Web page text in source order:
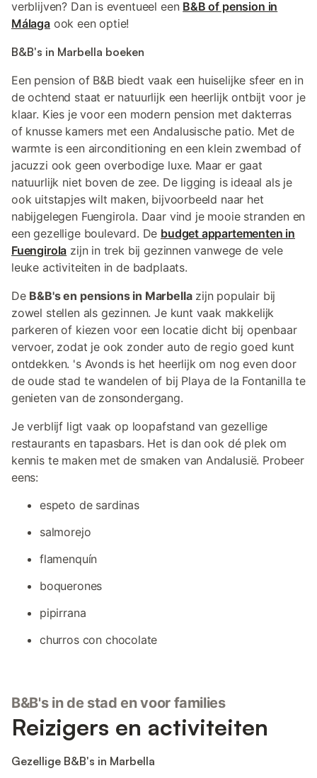
verblijven? Dan is eventueel een B&B of pension in
Málagaook een optie!
B&B's in Marbella boeken
Een pension of B&B biedt vaak een huiselijke sfeer en in
de ochtend staat er natuurlijk een heerlijk ontbijt voor je
klaar. Kies je voor een modern pension met dakterras
of knusse kamers met een Andalusische patio. Met de
warmte is een airconditioning en een klein zwembad of
jacuzzi ook geen overbodige luxe. Maar er gaat
natuurlijk niet boven de zee. De ligging is ideaal als je
ook uitstapjes wilt maken, bijvoorbeeld naar het
nabijgelegen Fuengirola. Daar vind je mooie stranden en
een gezellige boulevard. De budget appartementen in
Fuengirola zijn in trek bij gezinnen vanwege de vele
leuke activiteiten in de badplaats.
De B&B's en pensions in Marbellazijn populair bij
zowel stellen als gezinnen. Je kunt vaak makkelijk
parkeren of kiezen voor een locatie dicht bij openbaar
vervoer, zodat je ook zonder auto de regio goed kunt
ontdekken. 's Avonds is het heerlijk om nog even door
de oude stad te wandelen of bij Playa de la Fontanilla te
genieten van de zonsondergang.
Je verblijf ligt vaak op loopafstand van gezellige
restaurants en tapasbars. Het is dan ook dé plek om
kennis te maken met de smaken van Andalusië. Probeer
eens:
espeto de sardinas
salmorejo
flamenquín
boquerones
pipirrana
churros con chocolate
B&B's in de stad en voor families
Reizigers en activiteiten
Gezellige B&B's in Marbella